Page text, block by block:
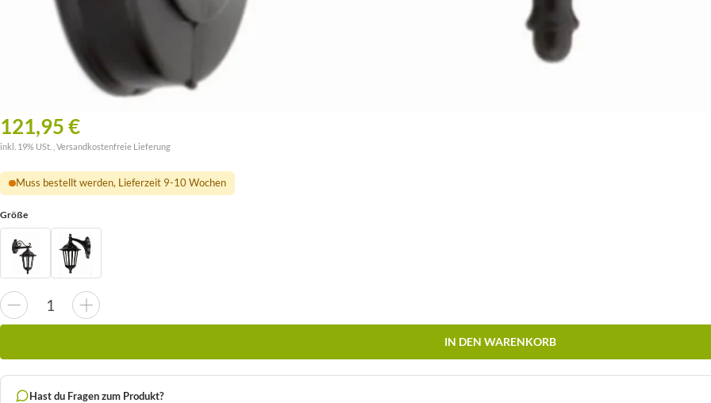
121,95 €
inkl. 19% USt. , Versandkostenfreie Lieferung
Muss bestellt werden, Lieferzeit 9-10 Wochen
Größe
IN DEN WARENKORB
Hast du Fragen zum Produkt?